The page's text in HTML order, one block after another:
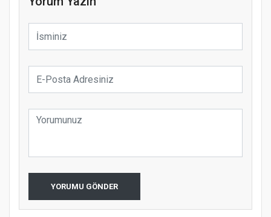
YORUMU GÖNDER
Samsun Atakum’da Ayasofya Camii
Etkinliği
Türkiye’de insanlar dinle bağlarını